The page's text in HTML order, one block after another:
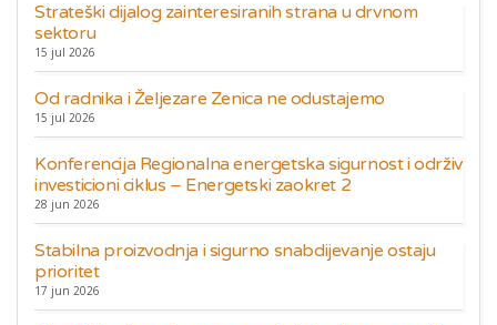
Strateški dijalog zainteresiranih strana u drvnom
sektoru
15 jul 2026
Od radnika i Željezare Zenica ne odustajemo
15 jul 2026
Konferencija Regionalna energetska sigurnost i održiv
investicioni ciklus – Energetski zaokret 2
28 jun 2026
Stabilna proizvodnja i sigurno snabdijevanje ostaju
prioritet
17 jun 2026